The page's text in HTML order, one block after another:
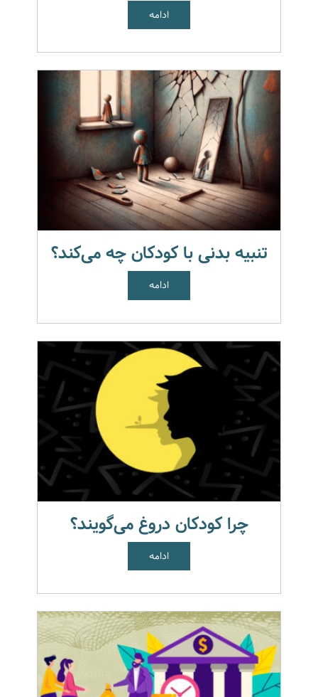
ادامه
تنبیه بدنی با کودکان چه می‌کند؟
ادامه
چرا کودکان دروغ می‌گویند؟
ادامه